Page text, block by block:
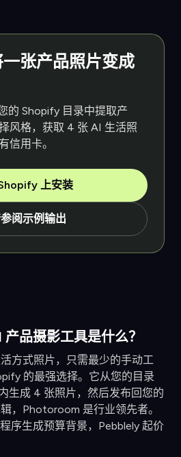
张产品照片变成
的 Shopify 目录中提取产
风格，获取 4 张 AI 生活照
信用卡。
上安装
阅示例输出
品摄影工具是什么？
方式照片，只需最少的手动工
的最强选择。它从您的目录
生成 4 张照片，然后发布回您的
，Photoroom 是行业领先者。
序生成预算背景，Pebblely 起价